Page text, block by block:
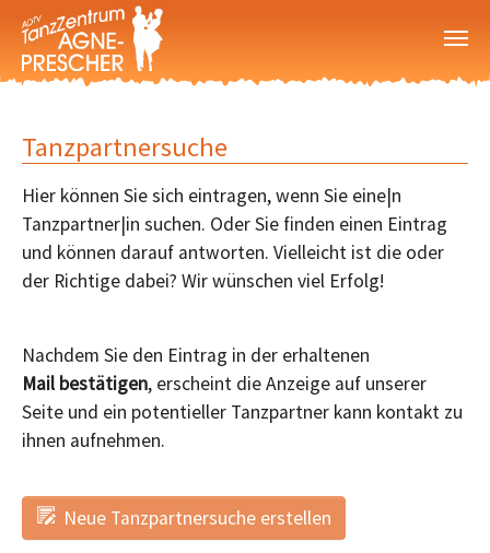
Zum Hauptinhalt springen
Tanzpartnersuche
Hier können Sie sich eintragen, wenn Sie eine|n
Tanzpartner|in suchen. Oder Sie finden einen Eintrag
und können darauf antworten. Vielleicht ist die oder
der Richtige dabei? Wir wünschen viel Erfolg!
Nachdem Sie den Eintrag in der erhaltenen
Mail bestätigen, erscheint die Anzeige auf unserer
Seite und ein potentieller Tanzpartner kann kontakt zu
ihnen aufnehmen.
Neue Tanzpartnersuche erstellen